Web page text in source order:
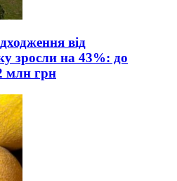
від
зросли на 43%: до
млн грн